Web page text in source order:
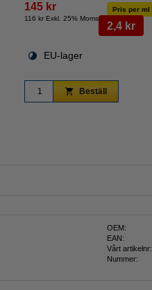
145 kr
116 kr Exkl. 25% Moms
Pris per ml
2,4 kr
EU-lager
Beställ
OEM:
EAN:
Vårt artikelnr:
Nummer: